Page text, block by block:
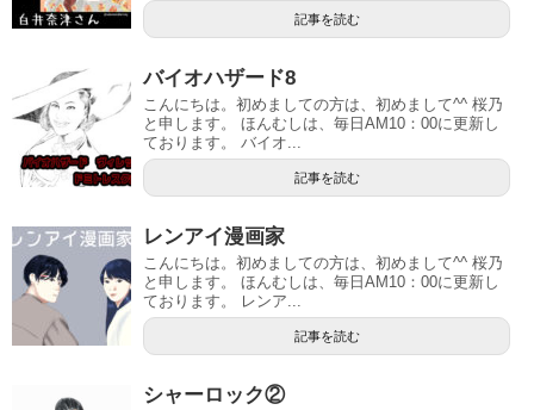
記事を読む
バイオハザード8
こんにちは。初めましての方は、初めまして^^ 桜乃
と申します。 ほんむしは、毎日AM10：00に更新し
ております。 バイオ...
記事を読む
レンアイ漫画家
こんにちは。初めましての方は、初めまして^^ 桜乃
と申します。 ほんむしは、毎日AM10：00に更新し
ております。 レンア...
記事を読む
シャーロック②